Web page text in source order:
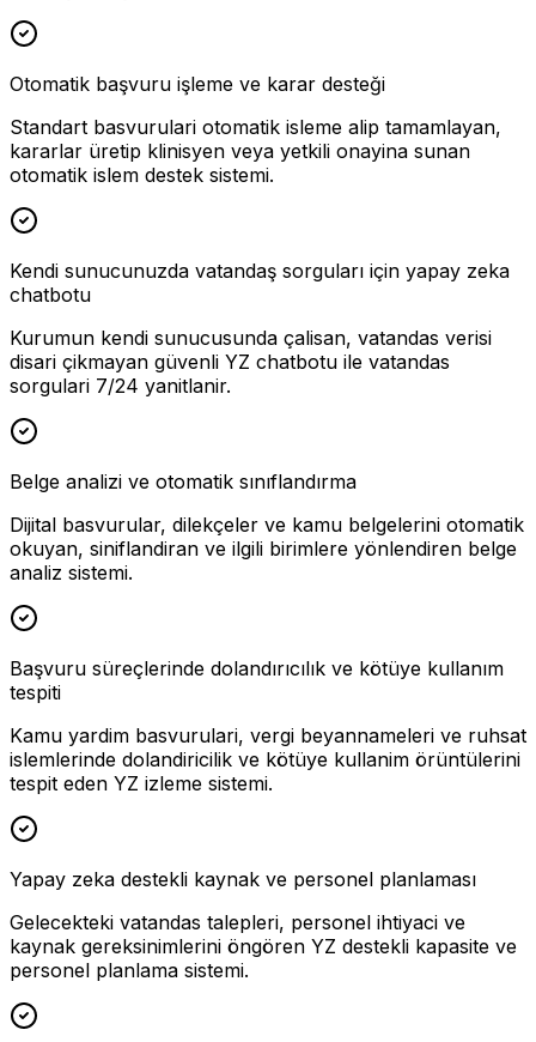
Otomatik başvuru işleme ve karar desteği
Standart basvurulari otomatik isleme alip tamamlayan,
kararlar üretip klinisyen veya yetkili onayina sunan
otomatik islem destek sistemi.
Kendi sunucunuzda vatandaş sorguları için yapay zeka
chatbotu
Kurumun kendi sunucusunda çalisan, vatandas verisi
disari çikmayan güvenli YZ chatbotu ile vatandas
sorgulari 7/24 yanitlanir.
Belge analizi ve otomatik sınıflandırma
Dijital basvurular, dilekçeler ve kamu belgelerini otomatik
okuyan, siniflandiran ve ilgili birimlere yönlendiren belge
analiz sistemi.
Başvuru süreçlerinde dolandırıcılık ve kötüye kullanım
tespiti
Kamu yardim basvurulari, vergi beyannameleri ve ruhsat
islemlerinde dolandiricilik ve kötüye kullanim örüntülerini
tespit eden YZ izleme sistemi.
Yapay zeka destekli kaynak ve personel planlaması
Gelecekteki vatandas talepleri, personel ihtiyaci ve
kaynak gereksinimlerini öngören YZ destekli kapasite ve
personel planlama sistemi.